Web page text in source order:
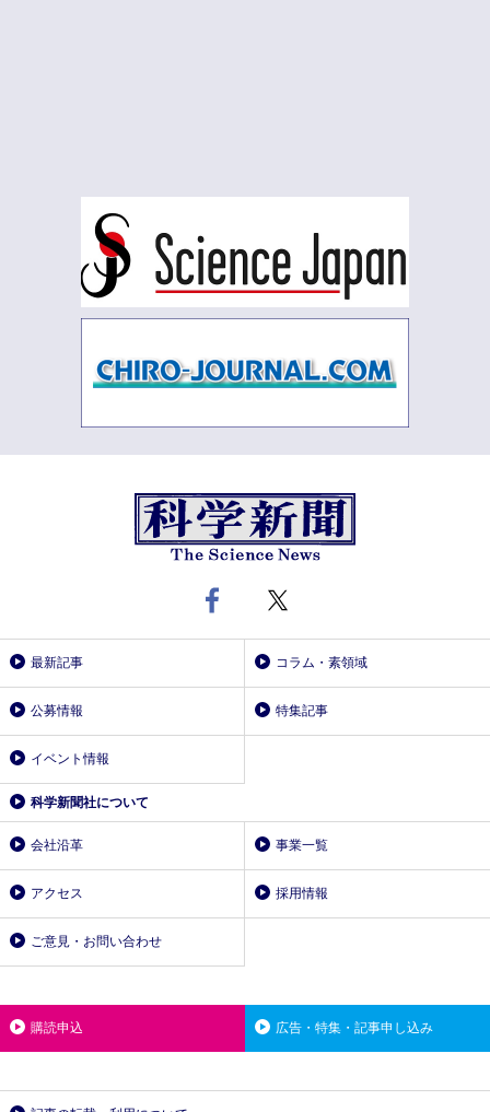
最新記事 コラム・素領域
公募情報 特集記事
イベント情報
科学新聞社について
会社沿革 事業一覧
アクセス 採用情報
ご意見・お問い合わせ
購読申込 広告・特集・記事申し込み